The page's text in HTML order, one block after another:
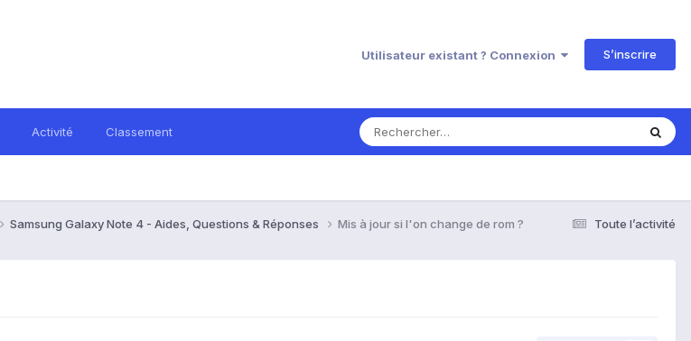
Utilisateur existant ? Connexion S’inscrire
Activité Classement
Toute l’activité
Samsung Galaxy Note 4 - Aides, Questions & Réponses Mis à jour si l'on change de rom ?